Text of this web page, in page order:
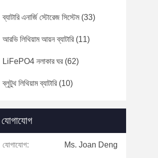
ব্যাটারি এনার্জি স্টোরেজ সিস্টেম(33)
আরভি লিথিয়াম আয়ন ব্যাটারি(11)
LiFePO4 নলাকার ঘর(62)
ব্লুটুথ লিথিয়াম ব্যাটারি(10)
যোগাযোগ
যোগাযোগ: Ms. Joan Deng